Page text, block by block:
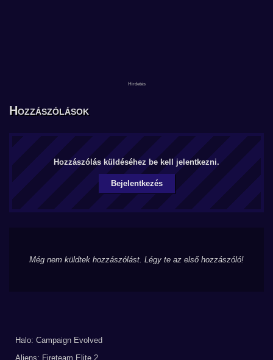
Hozzászólások
Hozzászólás küldéséhez be kell jelentkezni.
Bejelentkezés
Még nem küldtek hozzászólást. Légy te az első hozzászóló!
Halo: Campaign Evolved
Aliens: Fireteam Elite 2